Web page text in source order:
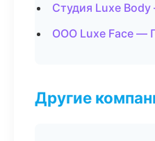
Студия Luxe
ООО Luxe Face —
Другие